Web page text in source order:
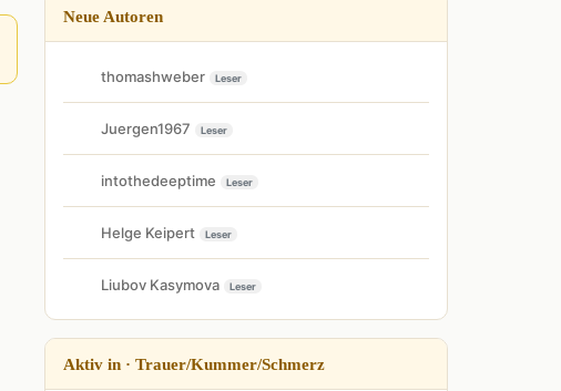
Neue Autoren
thomashweber Leser
Juergen1967 Leser
intothedeeptime Leser
Helge Keipert Leser
Liubov Kasymova Leser
Aktiv in · Trauer/Kummer/Schmerz